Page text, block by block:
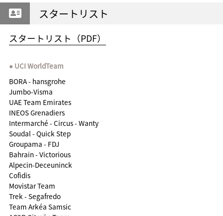
スタートリスト
スタートリスト（PDF）
UCI WorldTeam
BORA - hansgrohe
Jumbo-Visma
UAE Team Emirates
INEOS Grenadiers
Intermarché - Circus - Wanty
Soudal - Quick Step
Groupama - FDJ
Bahrain - Victorious
Alpecin-Deceuninck
Cofidis
Movistar Team
Trek - Segafredo
Team Arkéa Samsic